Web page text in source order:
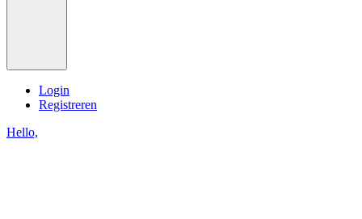
Login
Registreren
Hello,